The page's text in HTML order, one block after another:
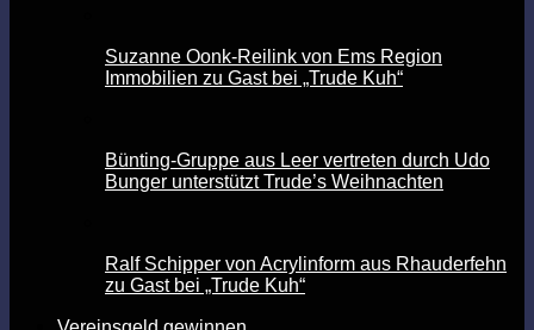
Suzanne Oonk-Reilink von Ems Region
Immobilien zu Gast bei „Trude Kuh“
Bünting-Gruppe aus Leer vertreten durch Udo
Bunger unterstützt Trude’s Weihnachten
Ralf Schipper von Acrylinform aus Rhauderfehn
zu Gast bei „Trude Kuh“